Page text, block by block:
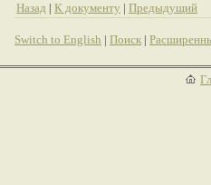
Назад | К документу | Предыдущий
Switch to English | Поиск |